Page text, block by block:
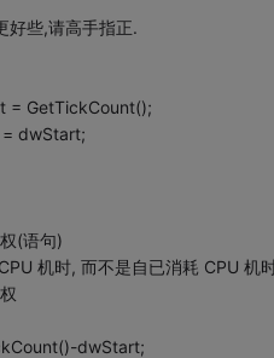
好些,请高手指正.
= GetTickCount();
= dwStart;
(语句)
机时, 而不是自已消耗 CPU 机
dwStart;